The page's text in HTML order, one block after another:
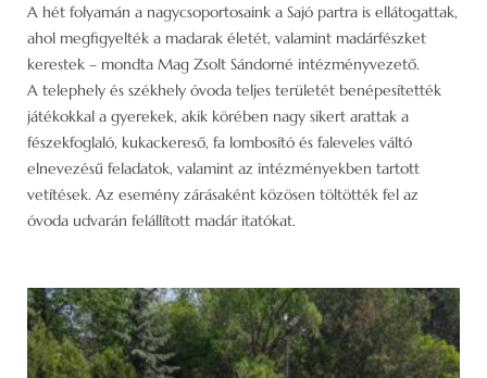
A hét folyamán a nagycsoportosaink a Sajó partra is ellátogattak,
ahol megfigyelték a madarak életét, valamint madárfészket
kerestek – mondta Mag Zsolt Sándorné intézményvezető.
A telephely és székhely óvoda teljes területét benépesítették
játékokkal a gyerekek, akik körében nagy sikert arattak a
fészekfoglaló, kukackereső, fa lombosító és faleveles váltó
elnevezésű feladatok, valamint az intézményekben tartott
vetítések. Az esemény zárásaként közösen töltötték fel az
óvoda udvarán felállított madár itatókat.